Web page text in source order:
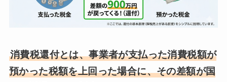
消費税還付とは、事業者が支払った消費税額が
預かった税額を上回った場合に、その差額が国